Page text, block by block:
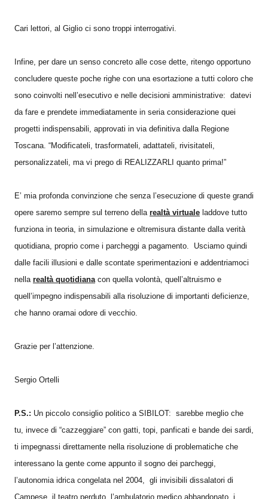
Cari lettori, al Giglio ci sono troppi interrogativi.
Infine, per dare un senso concreto alle cose dette, ritengo opportuno
concludere queste poche righe con una esortazione a tutti coloro che
sono coinvolti nell’esecutivo e nelle decisioni amministrative: datevi
da fare e prendete immediatamente in seria considerazione quei
progetti indispensabili, approvati in via definitiva dalla Regione
Toscana. “Modificateli, trasformateli, adattateli, rivisitateli,
personalizzateli, ma vi prego di REALIZZARLI quanto prima!”
E’ mia profonda convinzione che senza l’esecuzione di queste grandi
opere saremo sempre sul terreno della realtà virtuale laddove tutto
funziona in teoria, in simulazione e oltremisura distante dalla verità
quotidiana, proprio come i parcheggi a pagamento. Usciamo quindi
dalle facili illusioni e dalle scontate sperimentazioni e addentriamoci
nella realtà quotidianacon quella volontà, quell’altruismo e
quell’impegno indispensabili alla risoluzione di importanti deficienze,
che hanno oramai odore di vecchio.
Grazie per l’attenzione.
Sergio Ortelli
P.S.: Un piccolo consiglio politico a SIBILOT: sarebbe meglio che
tu, invece di “cazzeggiare” con gatti, topi, panficati e bande dei sardi,
ti impegnassi direttamente nella risoluzione di problematiche che
interessano la gente come appunto il sogno dei parcheggi,
l’autonomia idrica congelata nel 2004, gli invisibili dissalatori di
Campese, il teatro perduto, l’ambulatorio medico abbandonato, i